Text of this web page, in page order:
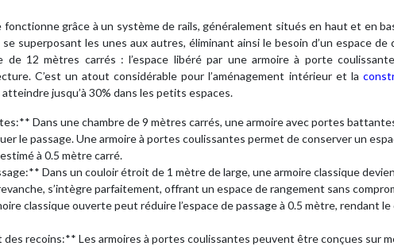
grâce à un système de rails, généralement situés en haut et en
superposant les unes aux autres, éliminant ainsi le besoin d’un espace de
de 12 mètres carrés : l’espace libéré par une armoire à porte
C’est un atout considérable pour l’aménagement intérieur et la
jusqu’à 30% dans les petits espaces.
Dans une chambre de 9 mètres carrés, une armoire avec portes
le passage. Une armoire à portes coulissantes permet de conserver un
à 0.5 mètre carré.
Dans un couloir étroit de 1 mètre de large, une armoire classique
s’intègre parfaitement, offrant un espace de rangement sans
classique ouverte peut réduire l’espace de passage à 0.5 mètre, rendant
recoins:** Les armoires à portes coulissantes peuvent être conçues sur